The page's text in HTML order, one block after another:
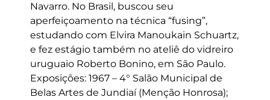
Navarro. No Brasil, buscou seu
aperfeiçoamento na técnica “fusing”,
estudando com Elvira Manoukain Schuartz,
e fez estágio também no ateliê do vidreiro
uruguaio Roberto Bonino, em São Paulo.
Exposições: 1967 – 4° Salão Municipal de
Belas Artes de Jundiaí (Menção Honrosa);